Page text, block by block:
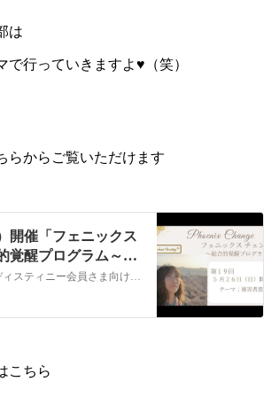
は
で行っていきますよ♥（笑）
らからご覧いただけます
開催「フェニックス
覚醒プログラム～」
ーリングイベント
月２回、フリーダムディスティニー会員さま向けに遠隔ヒーリング LOVING サポートを YouTube の生配信でお届けします。視聴者参加型のイベントとなりますので次回、どんなテーマで講座を開いてほしいか?等のリクエストや配信中のコメントもお受付しています!【第１９回目）配信日時】５月２６日（日）１０:００～（約…
こちら